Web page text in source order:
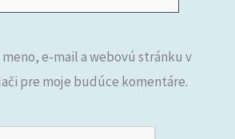
e-mail a webovú stránku v
pre moje budúce komentáre.